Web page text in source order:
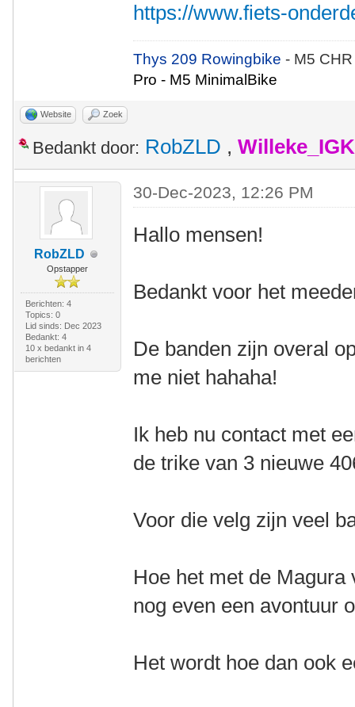
https://www.fiets-
Thys 209 Rowingbike- M5
Pro - M5 MinimalBike
Website Zoek
Bedankt door: RobZLD ,
RobZLD
Opstapper
Berichten: 4
Topics: 0
Lid sinds: Dec 2023
Bedankt: 4
10 x bedankt in 4
berichten
30-Dec-2023, 12:26 PM
Hallo mensen!
Bedankt voor het
De banden zijn overal
me niet hahaha!
Ik heb nu contact met
de trike van 3 nieuwe
Voor die velg zijn veel
Hoe het met de
nog even een avontuur
Het wordt hoe dan ook